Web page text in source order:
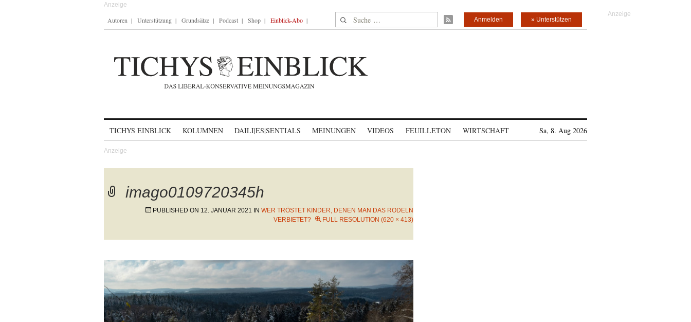
Autoren Unterstützung Grundsätze Podcast Shop Einblick-Abo Suche nach: » Unterstützen
Anmelden
TICHYS EINBLICK KOLUMNEN DAILI|ES|SENTIALS MEINUNGEN VIDEOS FEUILLETON WIRTSCHAFT Sa, 8. Aug 2026
imago0109720345h
PUBLISHED ON 12. JANUAR 2021 IN WER TRÖSTET KINDER, DENEN MAN DAS RODELN
VERBIETET?
FULL RESOLUTION (620 × 413)
Next→